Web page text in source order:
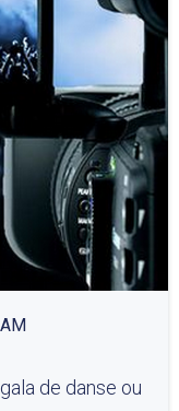
de danse ou